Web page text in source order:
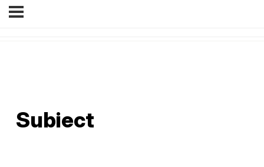
Subiect